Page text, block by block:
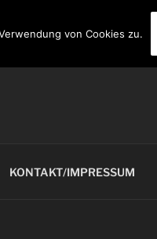
KONTAKT/IMPRESSUM
von Cookies zu.